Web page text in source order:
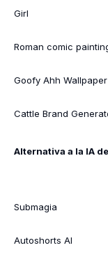
Girl
Roman comic
Goofy Ahh Wallpaper
Cattle Brand
Alternativa a la IA
Submagia
Autoshorts AI